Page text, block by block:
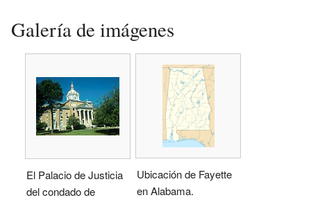
Galería de imágenes
El Palacio de Justicia
del condado de
Ubicación de Fayette
en Alabama.